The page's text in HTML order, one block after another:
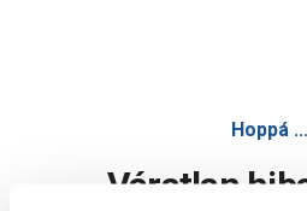
Hoppá ...
Váratlan